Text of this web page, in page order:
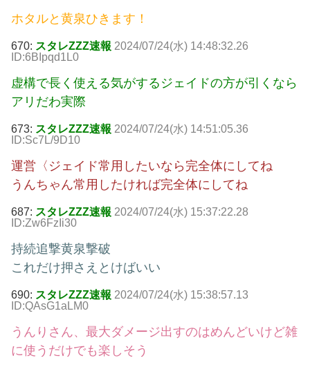
ホタルと黄泉ひきます！
670: スタレZZZ速報 2024/07/24(水) 14:48:32.26
ID:6BIpqd1L0
虚構で長く使える気がするジェイドの方が引くなら
アリだわ実際
673: スタレZZZ速報 2024/07/24(水) 14:51:05.36
ID:Sc7L/9D10
運営〈ジェイド常用したいなら完全体にしてね
うんちゃん常用したければ完全体にしてね
687: スタレZZZ速報 2024/07/24(水) 15:37:22.28
ID:Zw6FzIi30
持続追撃黄泉撃破
これだけ押さえとけばいい
690: スタレZZZ速報 2024/07/24(水) 15:38:57.13
ID:QAsG1aLM0
うんりさん、最大ダメージ出すのはめんどいけど雑
に使うだけでも楽しそう